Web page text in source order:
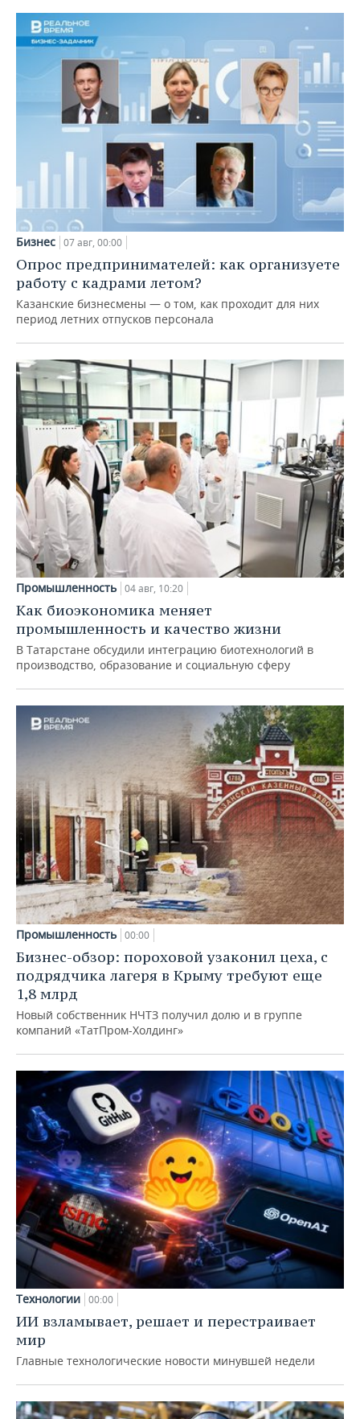
Бизнес 07 авг, 00:00
Опрос предпринимателей: как организуете
работу с кадрами летом?
Казанские бизнесмены — о том, как проходит для них
период летних отпусков персонала
Промышленность 04 авг, 10:20
Как биоэкономика меняет
промышленность и качество жизни
В Татарстане обсудили интеграцию биотехнологий в
производство, образование и социальную сферу
Промышленность 00:00
Бизнес-обзор: пороховой узаконил цеха, с
подрядчика лагеря в Крыму требуют еще
1,8 млрд
Новый собственник НЧТЗ получил долю и в группе
компаний «ТатПром-Холдинг»
Технологии 00:00
ИИ взламывает, решает и перестраивает
мир
Главные технологические новости минувшей недели